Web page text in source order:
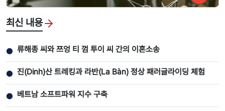
최신 내용
● 류해종 씨와 쯔엉 티 껌 투이 씨 간의 이혼소송
● 진(Dinh)산 트레킹과 라반(La Bàn) 정상 패러글라이딩 체험
● 베트남 소프트파워 지수 구축